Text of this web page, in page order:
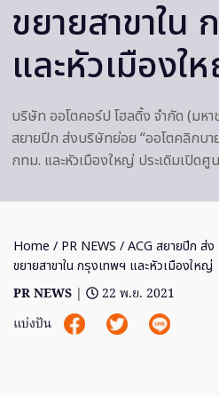
ขยายสาขาใน
และหัวเมืองใ
บริษัท ออโตคอร์ป โฮลดิ้ง จำกัด (มห
สยายปีก ส่งบริษัทย่อย “ออโตคลิกบา
กทม. และหัวเมืองใหญ่ ประเดิมเปิดศู
Home / PR NEWS / ACG สยายปีก ส่ง
ขยายสาขาใน กรุงเทพฯ และหัวเมืองใหญ่
PR NEWS |
22 พ.ย. 2021
แบ่งปัน